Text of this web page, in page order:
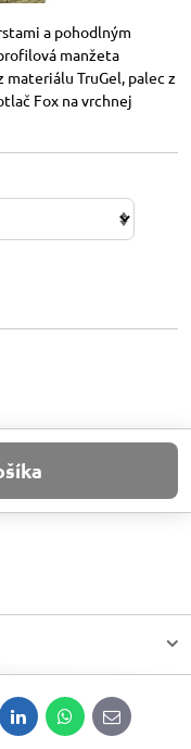
a pohodlným
manžeta
materiálu TruGel, palec z
Fox na vrchnej
LinkedInWhatsApp
E-
mail